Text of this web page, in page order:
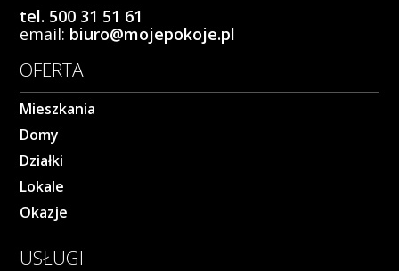
tel. 500 31 51 61
email: biuro@mojepokoje.pl
OFERTA
Mieszkania
Domy
Działki
Lokale
Okazje
USŁUGI